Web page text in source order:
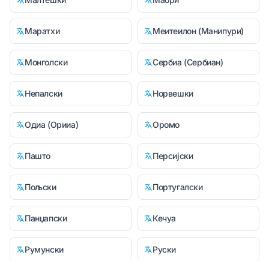
Маратхи Меитеилон (Манипури)
Монголски Сербиа (Сербиан)
Непалски Норвешки
Одиа (Орииа) Оромо
Пашто Персијски
Пољски Португалски
Панџапски Кечуа
Румунски Руски